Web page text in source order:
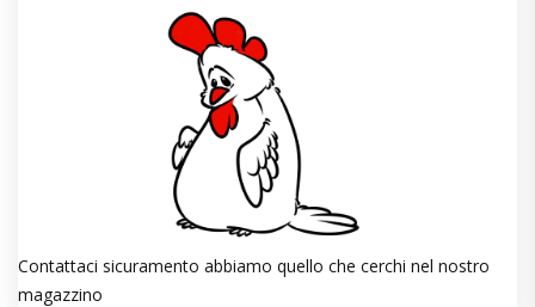
Contattaci sicuramento abbiamo quello che cerchi nel nostro
magazzino